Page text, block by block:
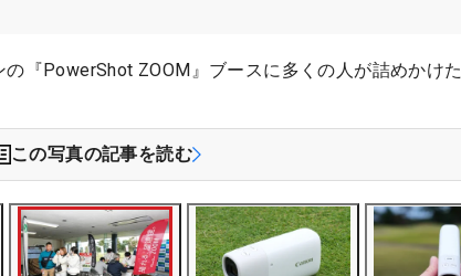
『PowerShot ZOOM』ブースに多くの人が詰めかけた
この写真の記事を読む